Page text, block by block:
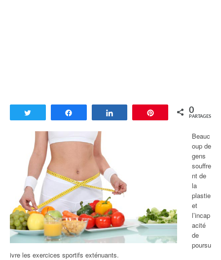
Enregistrer
0
PARTAGES
Beauc
oup de
gens
souffre
nt de
la
plastie
et
l’incap
acité
de
poursu
ivre les exercices sportifs exténuants.